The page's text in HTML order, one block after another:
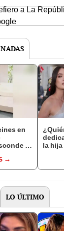
a La
en
la
la hija
nivel
LO ÚLTIMO